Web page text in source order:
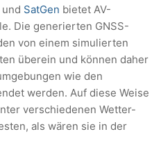
und SatGen bietet AV-
Die generierten GNSS-
von einem simulierten
überein und können daher
wie den
werden. Auf diese Weise
verschiedenen Wetter-
als wären sie in der